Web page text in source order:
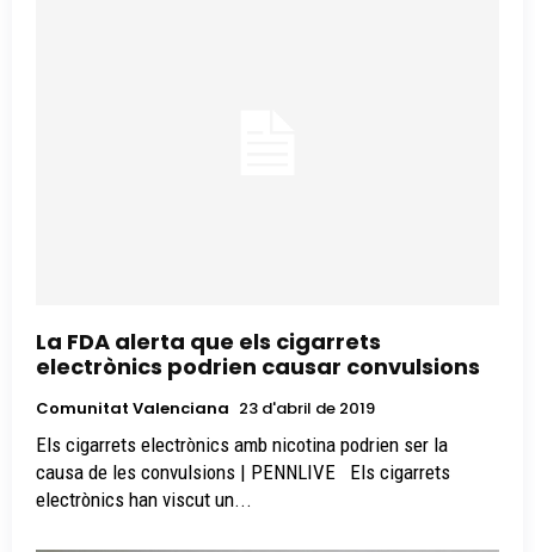
La FDA alerta que els cigarrets
electrònics podrien causar convulsions
Comunitat Valenciana 23 d'abril de 2019
Els cigarrets electrònics amb nicotina podrien ser la
causa de les convulsions | PENNLIVE Els cigarrets
electrònics han viscut un...